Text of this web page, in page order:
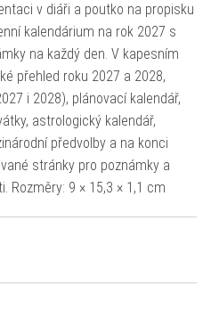
v diáři a poutko na propisku
kalendárium na rok 2027 s
na každý den. V kapesním
přehled roku 2027 a 2028,
i 2028), plánovací kalendář,
astrologický kalendář,
předvolby a na konci
stránky pro poznámky a
Rozměry: 9 × 15,3 × 1,1 cm